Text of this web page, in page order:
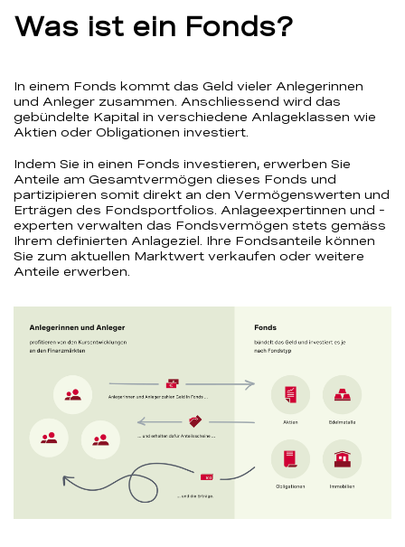
Was ist ein Fonds?
In einem Fonds kommt das Geld vieler Anlegerinnen
und Anleger zusammen. Anschliessend wird das
gebündelte Kapital in verschiedene Anlageklassen wie
Aktien oder Obligationen investiert.
Indem Sie in einen Fonds investieren, erwerben Sie
Anteile am Gesamtvermögen dieses Fonds und
partizipieren somit direkt an den Vermögenswerten und
Erträgen des Fondsportfolios. Anlageexpertinnen und -
experten verwalten das Fondsvermögen stets gemäss
Ihrem definierten Anlageziel. Ihre Fondsanteile können
Sie zum aktuellen Marktwert verkaufen oder weitere
Anteile erwerben.